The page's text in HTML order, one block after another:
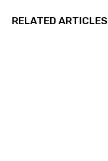
RELATED ARTICLES